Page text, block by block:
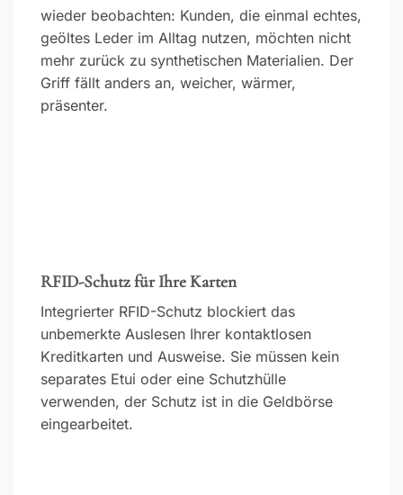
wieder beobachten: Kunden, die einmal echtes,
geöltes Leder im Alltag nutzen, möchten nicht
mehr zurück zu synthetischen Materialien. Der
Griff fällt anders an, weicher, wärmer,
präsenter.
RFID-Schutz für Ihre Karten
Integrierter RFID-Schutz blockiert das
unbemerkte Auslesen Ihrer kontaktlosen
Kreditkarten und Ausweise. Sie müssen kein
separates Etui oder eine Schutzhülle
verwenden, der Schutz ist in die Geldbörse
eingearbeitet.